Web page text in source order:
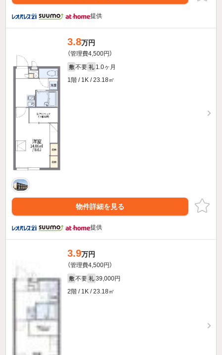
提供
3.8万円
（管理費4,500円）
敷 不要 礼 1.0ヶ月
1階 / 1K / 23.18㎡
物件詳細を見る
提供
3.9万円
（管理費4,500円）
敷 不要 礼 39,000円
2階 / 1K / 23.18㎡